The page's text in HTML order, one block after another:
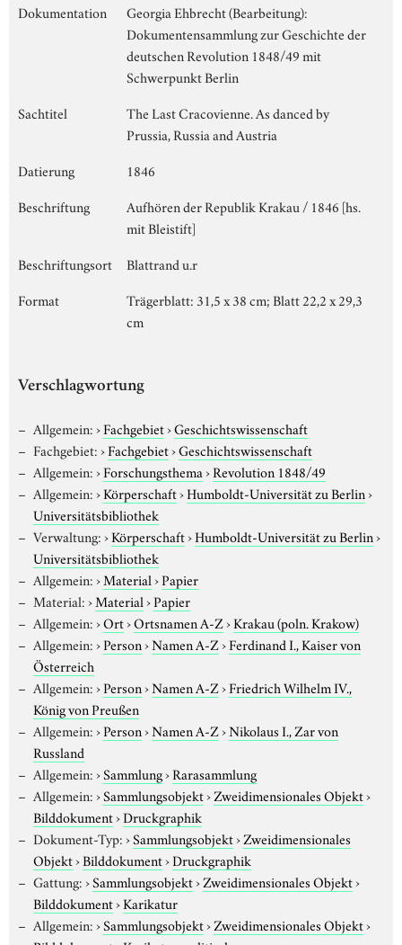
Dokumentation
Georgia Ehbrecht (Bearbeitung):
Dokumentensammlung zur Geschichte der
deutschen Revolution 1848/49 mit
Schwerpunkt Berlin
Sachtitel
The Last Cracovienne. As danced by
Prussia, Russia and Austria
Datierung
1846
Beschriftung
Aufhören der Republik Krakau / 1846 [hs.
mit Bleistift]
Beschriftungsort
Blattrand u.r
Format
Trägerblatt: 31,5 x 38 cm; Blatt 22,2 x 29,3
cm
Verschlagwortung
Allgemein:›Fachgebiet›Geschichtswissenschaft
Fachgebiet:›Fachgebiet›Geschichtswissenschaft
Allgemein:›Forschungsthema›Revolution 1848/49
Allgemein:›Körperschaft›Humboldt-Universität zu Berlin›
Universitätsbibliothek
Verwaltung:›Körperschaft›Humboldt-Universität zu Berlin›
Universitätsbibliothek
Allgemein:›Material›Papier
Material:›Material›Papier
Allgemein:›Ort›Ortsnamen A-Z›Krakau (poln. Krakow)
Allgemein:›Person›Namen A-Z›Ferdinand I., Kaiser von
Österreich
Allgemein:›Person›Namen A-Z›Friedrich Wilhelm IV.,
König von Preußen
Allgemein:›Person›Namen A-Z›Nikolaus I., Zar von
Russland
Allgemein:›Sammlung›Rarasammlung
Allgemein:›Sammlungsobjekt›Zweidimensionales Objekt›
Bilddokument›Druckgraphik
Dokument-Typ:›Sammlungsobjekt›Zweidimensionales
Objekt›Bilddokument›Druckgraphik
Gattung:›Sammlungsobjekt›Zweidimensionales Objekt›
Bilddokument›Karikatur
Allgemein:›Sammlungsobjekt›Zweidimensionales Objekt›